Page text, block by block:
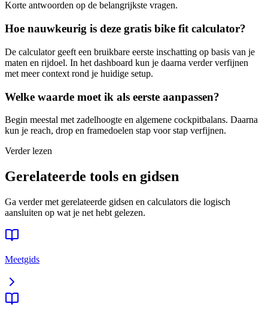
Korte antwoorden op de belangrijkste vragen.
Hoe nauwkeurig is deze gratis bike fit calculator?
De calculator geeft een bruikbare eerste inschatting op basis van je
maten en rijdoel. In het dashboard kun je daarna verder verfijnen
met meer context rond je huidige setup.
Welke waarde moet ik als eerste aanpassen?
Begin meestal met zadelhoogte en algemene cockpitbalans. Daarna
kun je reach, drop en framedoelen stap voor stap verfijnen.
Verder lezen
Gerelateerde tools en gidsen
Ga verder met gerelateerde gidsen en calculators die logisch
aansluiten op wat je net hebt gelezen.
Meetgids